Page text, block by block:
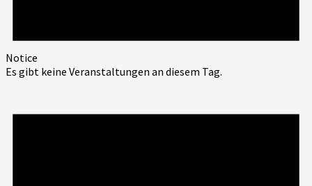
Notice
Es gibt keine Veranstaltungen an diesem Tag.